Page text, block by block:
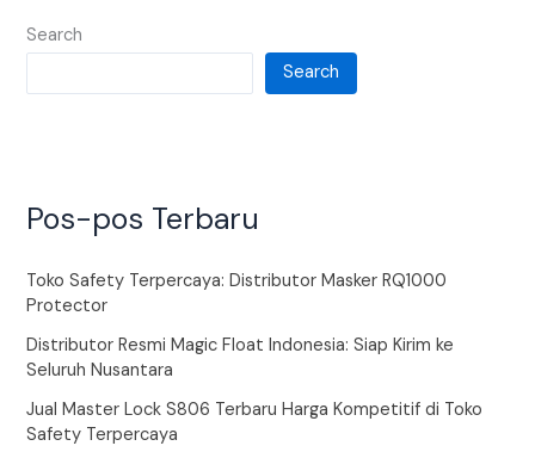
Search
Search
Pos-pos Terbaru
Toko Safety Terpercaya: Distributor Masker RQ1000
Protector
Distributor Resmi Magic Float Indonesia: Siap Kirim ke
Seluruh Nusantara
Jual Master Lock S806 Terbaru Harga Kompetitif di Toko
Safety Terpercaya